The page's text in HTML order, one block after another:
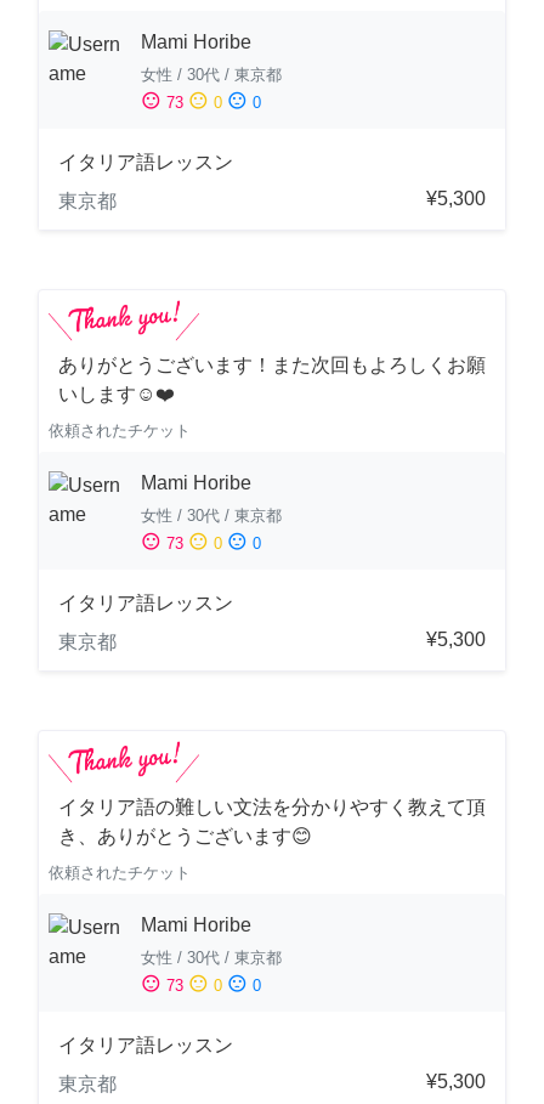
Mami Horibe
女性 / 30代 / 東京都
sentiment_satisfied 73 sentiment_neutral 0 sentiment_dissatisfied 0
イタリア語レッスン
東京都
¥5,300
ありがとうございます！また次回もよろしくお願
いします☺️❤️
依頼されたチケット
Mami Horibe
女性 / 30代 / 東京都
sentiment_satisfied 73 sentiment_neutral 0 sentiment_dissatisfied 0
イタリア語レッスン
東京都
¥5,300
イタリア語の難しい文法を分かりやすく教えて頂
き、ありがとうございます😊
依頼されたチケット
Mami Horibe
女性 / 30代 / 東京都
sentiment_satisfied 73 sentiment_neutral 0 sentiment_dissatisfied 0
イタリア語レッスン
東京都
¥5,300